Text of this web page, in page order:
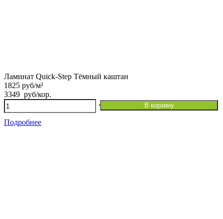
Ламинат Quick-Step Тёмный каштан
1825 руб/м²
3349 руб/кор.
Количество
товара
Ламинат Quick-
В корзину
Подробнее